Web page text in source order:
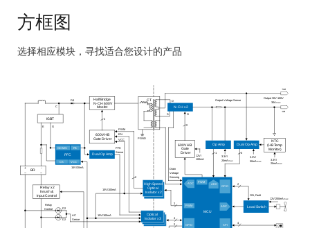
方框图
选择相应模块，寻找适合您设计的产品
block
diagram
PGND
2
2
4
2
2
2
2
2
Dual Op Amp
Half Bridge
N-CH 600V
Mosfet
600V HB
Gate Driver
N-CH x2
600V HB
Gate
Driver
High Speed
Optical
Isolator x2
Optical
Isolator x3
Op Amp Dual Op Amp
NTC
(HB Temp
Monitor)
BR
Relay x2
Inrush &
Input Control
D4
C
G
15V/100mA
Relay
Control
D2
AC
Sense
15V/100mA
PWM
EN
VCC
PFC
Sense
D
S G
Drain
Voltage
Sensing
12V/
100mA
Output Voltage Sense
+ve
Output 30V-100V
30Amax
ON, Fault
3.3V/
20mAmax
12V/250mAmax
IGBT
+
-
~
~
D2
15V/20mA
CT
1
3.3V/
50mAmax
-ve
3.3V/
20mAmax
4
2
4
E
MCU
PWM
GPIO
ADC PWM
ADC
GPIO
ADC
SPI
Load Switch
PFC
GD-M/S
CS
FB
VCC